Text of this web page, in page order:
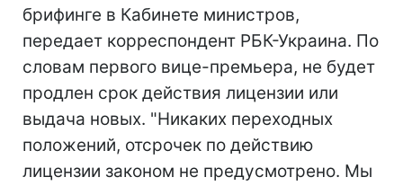
брифинге в Кабинете министров,
передает корреспондент РБК-Украина. По
словам первого вице-премьера, не будет
продлен срок действия лицензии или
выдача новых. "Никаких переходных
положений, отсрочек по действию
лицензии законом не предусмотрено. Мы